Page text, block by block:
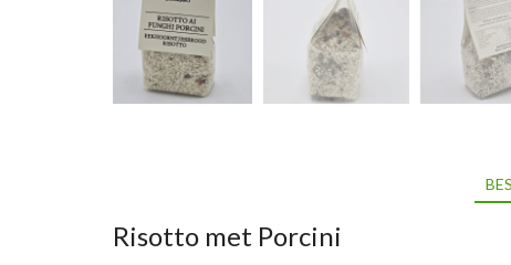
Risotto met Porcini